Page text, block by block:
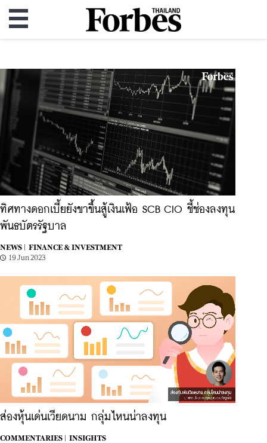
ทิศทางดอกเบี้ยยังขาขึ้นสู้เงินเฟ้อ SCB CIO ชี้ช่องลงทุน
พันธบัตรรัฐบาล
NEWS |
FINANCE & INVESTMENT
19 Jun 2023
ส่องหุ้นเด่นเวียดนาม กลุ่มไหนน่าลงทุน
COMMENTARIES |
INSIGHTS